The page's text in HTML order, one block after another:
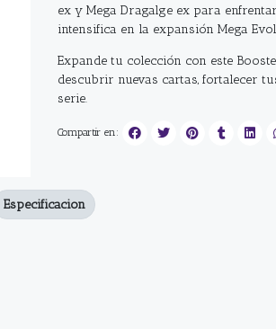
ex y Mega Dragalge ex para
intensifica en la expansión Mega
Expande tu colección con este
descubrir nuevas cartas, fortalecer
serie.
Compartir en:
Especificacion